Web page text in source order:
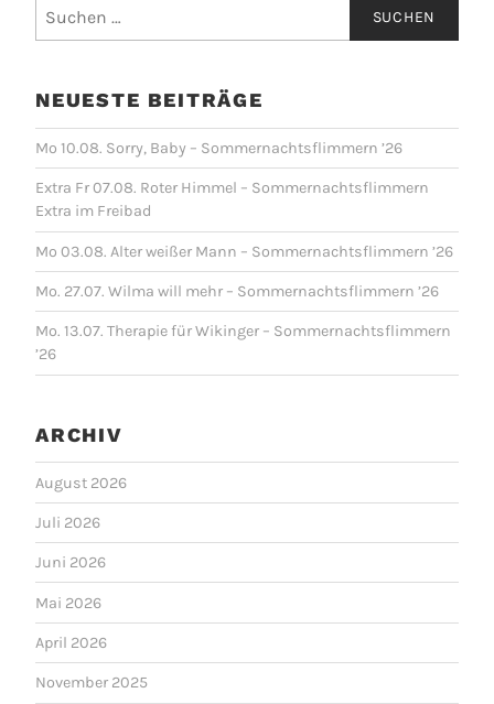
nach:
NEUESTE BEITRÄGE
Mo 10.08. Sorry, Baby – Sommernachtsflimmern ’26
Extra Fr 07.08. Roter Himmel – Sommernachtsflimmern
Extra im Freibad
Mo 03.08. Alter weißer Mann – Sommernachtsflimmern ’26
Mo. 27.07. Wilma will mehr – Sommernachtsflimmern ’26
Mo. 13.07. Therapie für Wikinger – Sommernachtsflimmern
’26
ARCHIV
August 2026
Juli 2026
Juni 2026
Mai 2026
April 2026
November 2025